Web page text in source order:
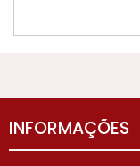
INFORMAÇÕES